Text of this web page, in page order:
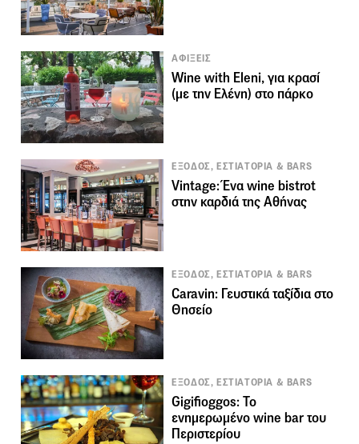
ΑΦΙΞΕΙΣ
Wine with Eleni, για κρασί
(με την Ελένη) στο πάρκο
ΕΞΟΔΟΣ, ΕΣΤΙΑΤΟΡΙΑ & BARS
Vintage: Ένα wine bistrot
στην καρδιά της Αθήνας
ΕΞΟΔΟΣ, ΕΣΤΙΑΤΟΡΙΑ & BARS
Caravin: Γευστικά ταξίδια στο
Θησείο
ΕΞΟΔΟΣ, ΕΣΤΙΑΤΟΡΙΑ & BARS
Gigifioggos: Το
ενημερωμένο wine bar του
Περιστερίου